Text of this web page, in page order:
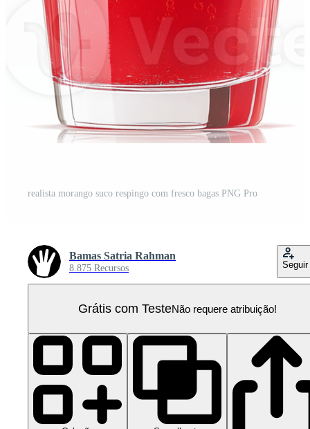
realista morango suco respingo com fresco bagas PNG Pro
Bamas Satria Rahman
8.875 Recursos Seguir
Grátis com TesteNão requere atribuição!